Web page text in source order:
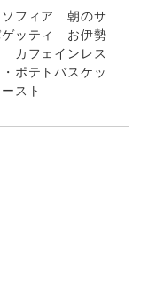
フィア 朝のサ
ッティ お伊勢
カフェインレス
ポテトバスケッ
スト